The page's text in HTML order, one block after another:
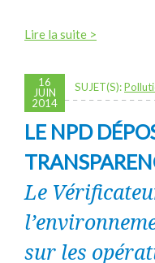
Lire la suite >
16
JUIN
2014
SUJET(S):
LE NPD
Le
sur les